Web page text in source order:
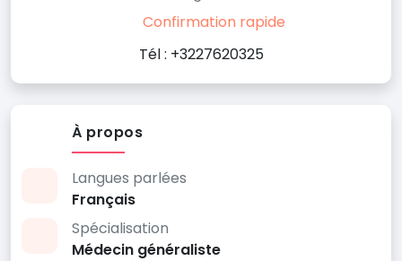
Confirmation rapide
Tél : +3227620325
À propos
Langues parlées
Français
Spécialisation
Médecin généraliste